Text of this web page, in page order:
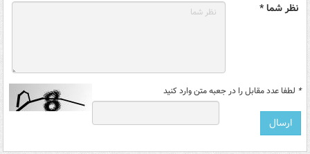
نظر شما *
* لطفا عدد مقابل را در جعبه متن وارد کنید